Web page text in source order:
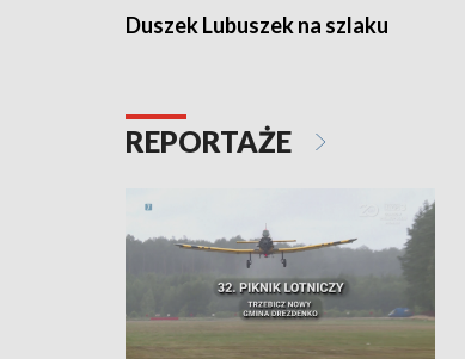
Duszek Lubuszek na szlaku
REPORTAŻE